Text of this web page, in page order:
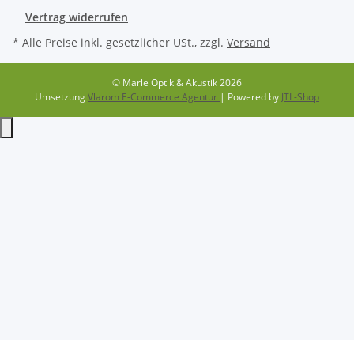
Vertrag widerrufen
* Alle Preise inkl. gesetzlicher USt., zzgl. Versand
© Marle Optik & Akustik 2026
UmsetzungVlarom E-Commerce Agentur | Powered by JTL-Shop